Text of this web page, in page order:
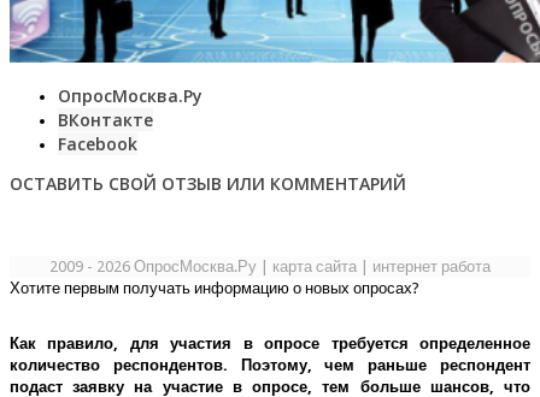
ОпросМосква.Ру
ВКонтакте
Facebook
ОСТАВИТЬ СВОЙ ОТЗЫВ ИЛИ КОММЕНТАРИЙ
2009 - 2026 ОпросМосква.Ру | карта сайта | интернет работа
Хотите первым получать информацию о новых опросах?
Как правило, для участия в опросе требуется определенное
количество респондентов. Поэтому, чем раньше респондент
подаст заявку на участие в опросе, тем больше шансов, что